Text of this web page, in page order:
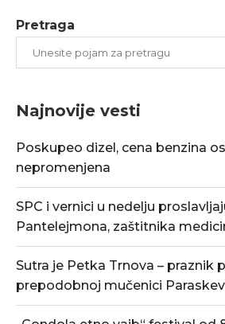
Pretraga
Najnovije vesti
Poskupeo dizel, cena benzina
nepromenjena
SPC i vernici u nedelju
Pantelejmona, zaštitnika
Sutra je Petka Trnova – praznik
prepodobnoj mučenici